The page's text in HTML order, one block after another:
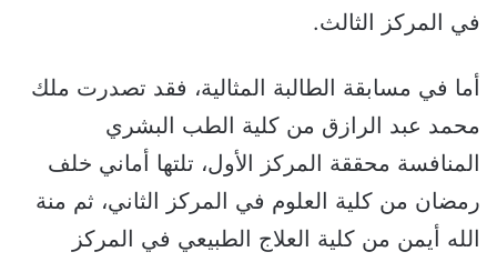
في المركز الثالث.
أما في مسابقة الطالبة المثالية، فقد تصدرت ملك
محمد عبد الرازق من كلية الطب البشري
المنافسة محققة المركز الأول، تلتها أماني خلف
رمضان من كلية العلوم في المركز الثاني، ثم منة
الله أيمن من كلية العلاج الطبيعي في المركز